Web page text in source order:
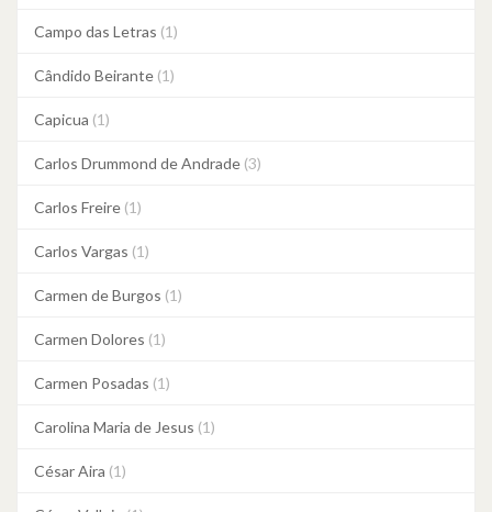
Campo das Letras (1)
Cândido Beirante (1)
Capicua (1)
Carlos Drummond de Andrade (3)
Carlos Freire (1)
Carlos Vargas (1)
Carmen de Burgos (1)
Carmen Dolores (1)
Carmen Posadas (1)
Carolina Maria de Jesus (1)
César Aira (1)